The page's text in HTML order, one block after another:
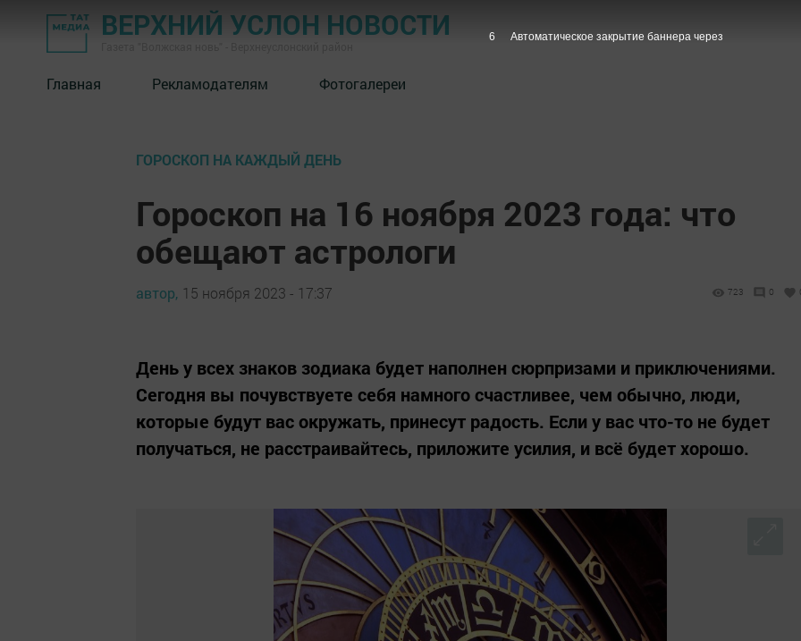
ВЕРХНИЙ УСЛОН НОВОСТИ
Главная Рекламодателям Фотогалереи
ГОРОСКОП НА КАЖДЫЙ ДЕНЬ
Гороскоп на 16 ноября 2023 года: что
обещают астрологи
автор, 15 ноября 2023 - 17:37 723 0
День у всех знаков зодиака будет наполнен сюрпризами и приключениями.
Сегодня вы почувствуете себя намного счастливее, чем обычно, люди,
которые будут вас окружать, принесут радость. Если у вас что-то не будет
получаться, не расстраивайтесь, приложите усилия, и всё будет хорошо.
5 Автоматическое закрытие баннера через